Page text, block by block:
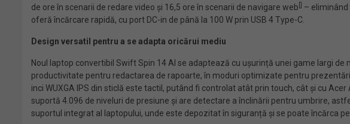
de ore în scenarii de redare video și 16,5 ore în scenarii de navigare web [] – eliminând
oferă încărcare rapidă, cu port DC-in de până la 100 W prin USB 4 Type-C.
Design versatil pentru a se adapta oricărui mediu
Noul laptop convertibil Swift Spin 14 AI se adaptează cu ușurință unei game largi
productivitate pentru redactarea de rapoarte, în moduri optimizate pentru
inci WUXGA IPS din sticlă este tactil, putând fi controlat atât prin touch, cât și cu
suportă 4.096 de niveluri de presiune și are detectare a înclinării pentru umbrire,
suportul integrat al laptopului, unde este depozitat în siguranță și se poate încărca